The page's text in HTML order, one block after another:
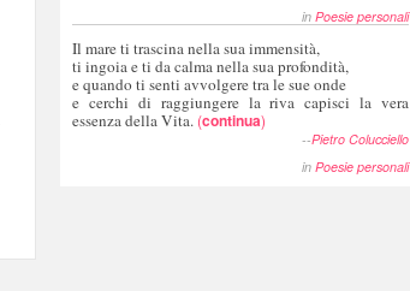
in Poesie personali
Il mare ti trascina nella sua immensità,
ti ingoia e ti da calma nella sua profondità,
e quando ti senti avvolgere tra le sue onde
e cerchi di raggiungere la riva capisci la vera
essenza della Vita. (continua)
--Pietro Colucciello
in Poesie personali